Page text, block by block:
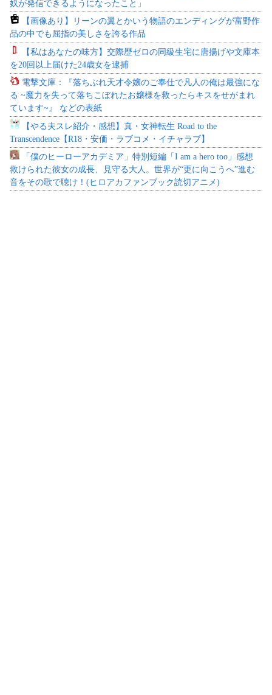
奴が発信できるようになったこと」
【画像あり】リーンの翼とかいう物語のエンディングが富野作
品の中でも屈指の美しさを誇る作品
【私はあなたの味方】交際歴ゼロの同級生宅に唐揚げや文庫本
を20回以上届けた24歳女を逮捕
電撃文庫：『落ちぶれ天才令嬢のご奉仕で凡人の俺は最強にな
る ~魔力を失って落ちこぼれたお嬢様を救ったらキスをせがまれ
ています~』 などの表紙
【やる夫スレ紹介・感想】真・女神転生 Road to the
Transcendence【R18・安価・ラブコメ・イチャラブ】
「僕のヒーローアカデミア」特別短編「I am a hero too」感想
救けられた彼女の成長、見守る大人。世界が“更に向こうへ”進む
音をその歌で聴け！(ヒロアカファンブック読切アニメ)